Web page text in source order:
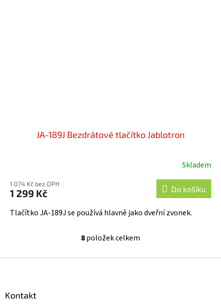
JA-189J Bezdrátové tlačítko Jablotron
Skladem
1 074 Kč bez DPH
1 299 Kč Do košíku
Tlačítko JA-189J se používá hlavně jako dveřní zvonek.
O
l
8položek celkem
Kontakt